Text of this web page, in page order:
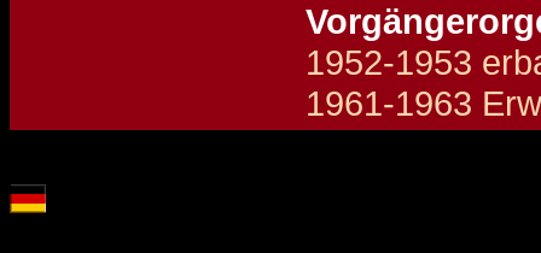
1952-1953
1961-1963